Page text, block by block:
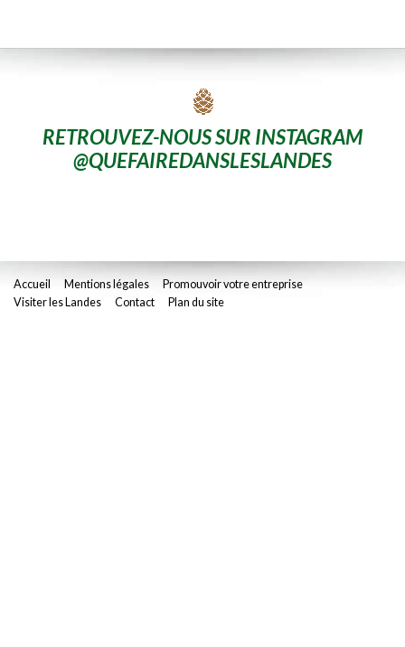
RETROUVEZ-NOUS SUR INSTAGRAM
@QUEFAIREDANSLESLANDES
Accueil Mentions légales
Promouvoir votre entreprise
Visiter les Landes
Contact Plan du site